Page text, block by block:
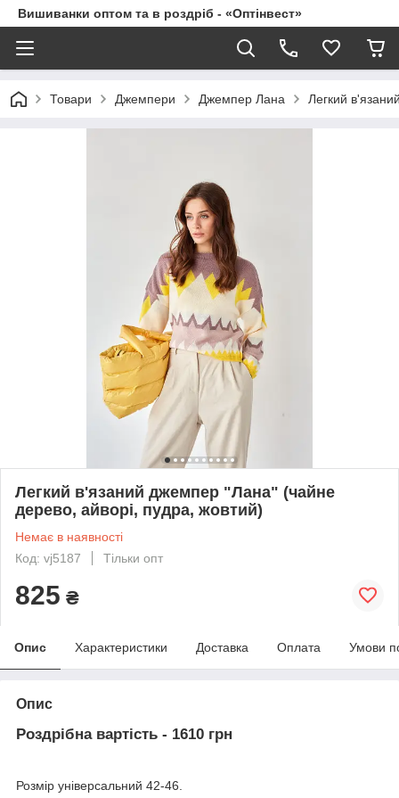
Вишиванки оптом та в роздріб - «Оптінвест»
Товари Джемпери Джемпер Лана Легкий
Легкий в'язаний джемпер "Лана" (чайне
дерево, айворі, пудра, жовтий)
Немає в наявності
Код: vj5187
Тільки опт
825 ₴
Опис Характеристики Доставка Оплата Умови
Опис
Роздрібна вартість - 1610 грн
Розмір універсальний 42-46.